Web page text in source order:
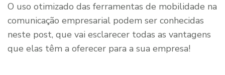
O uso otimizado das ferramentas de mobilidade na
comunicação empresarial podem ser conhecidas
neste post, que vai esclarecer todas as vantagens
que elas têm a oferecer para a sua empresa!